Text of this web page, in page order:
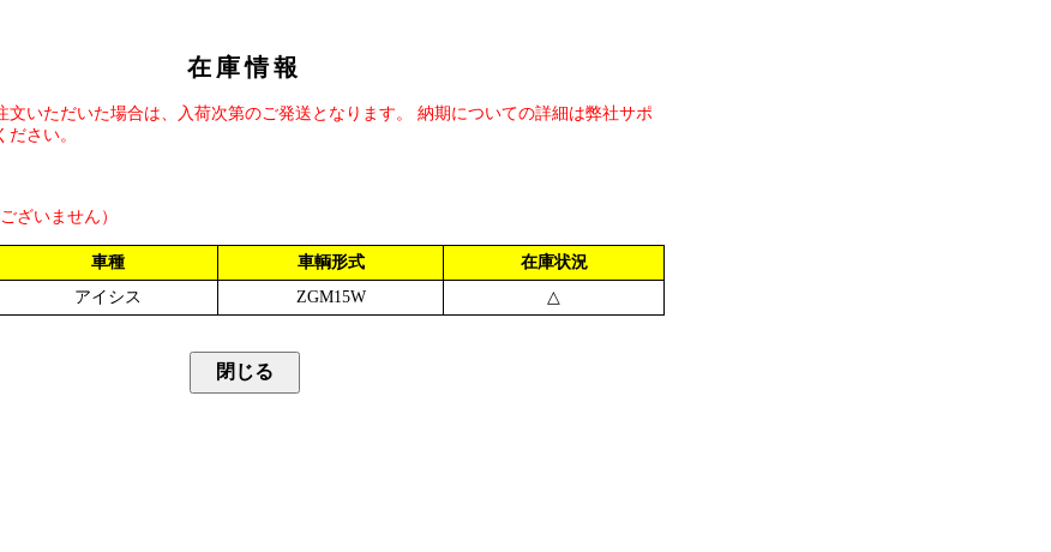
在庫情報
いただいた場合は、入荷次第のご発送となります。 納期についての詳細は弊社サポ
さい。
ざいません）
車種 車輌形式
在庫状況
アイシス ZGM15W △